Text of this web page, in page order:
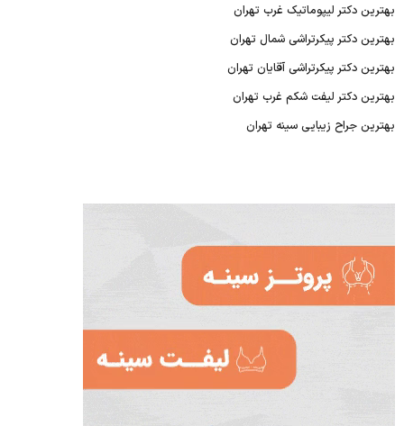
بهترین دکتر لیپوماتیک غرب تهران
بهترین دکتر پیکرتراشی شمال تهران
بهترین دکتر پیکرتراشی آقایان تهران
بهترین دکتر لیفت شکم غرب تهران
بهترین جراح زیبایی سینه تهران